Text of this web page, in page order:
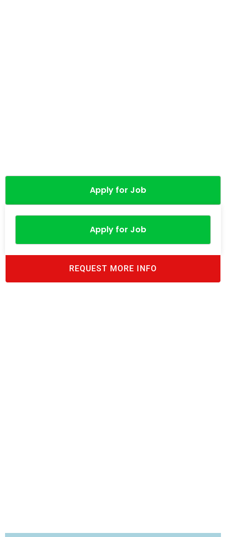
Apply for Job
Apply for Job
REQUEST MORE INFO